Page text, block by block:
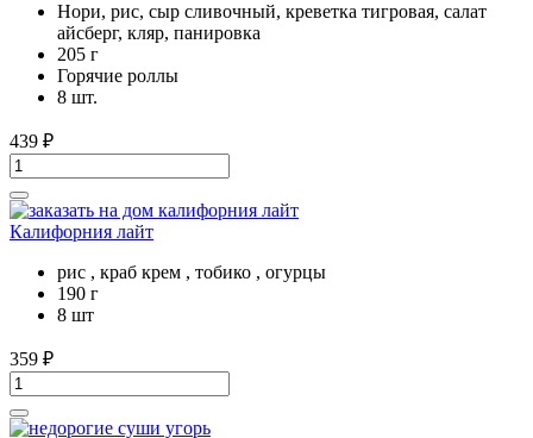
Нори, рис, сыр сливочный, креветка тигровая, салат
айсберг, кляр, панировка
205 г
Горячие роллы
8 шт.
439 ₽
Калифорния лайт
рис , краб крем , тобико , огурцы
190 г
8 шт
359 ₽